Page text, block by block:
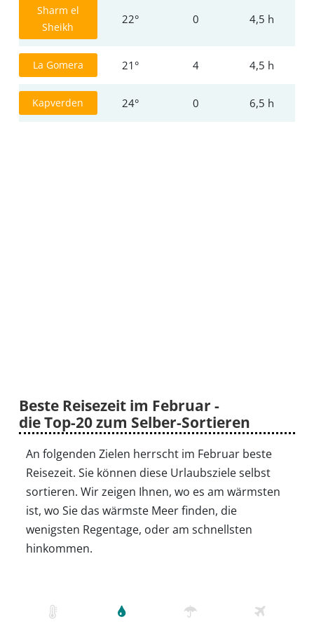
Sharm el
Sheikh
22° 0 4,5 h
La Gomera 21° 4 4,5 h
Kapverden 24° 0 6,5 h
Beste Reisezeit im Februar -
die Top-20 zum Selber-Sortieren
An folgenden Zielen herrscht im Februar beste
Reisezeit. Sie können diese Urlaubsziele selbst
sortieren. Wir zeigen Ihnen, wo es am wärmsten
ist, wo Sie das wärmste Meer finden, die
wenigsten Regentage, oder am schnellsten
hinkommen.